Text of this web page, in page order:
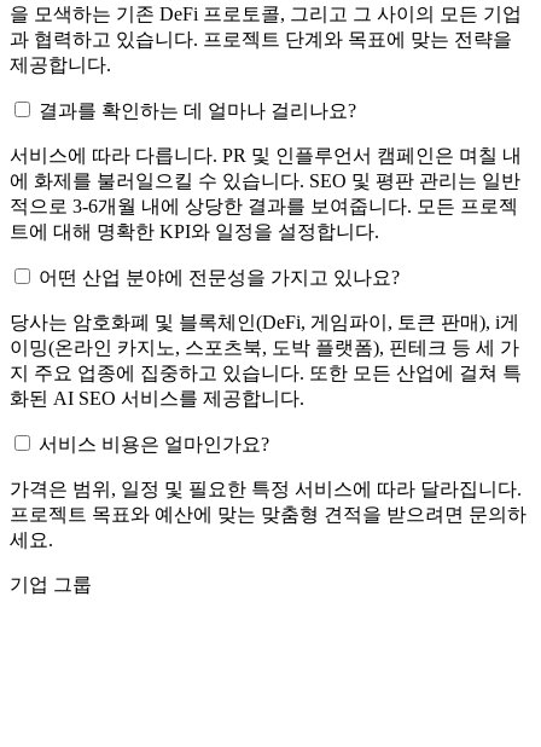
을 모색하는 기존 DeFi 프로토콜, 그리고 그 사이의 모든 기업
과 협력하고 있습니다. 프로젝트 단계와 목표에 맞는 전략을
제공합니다.
결과를 확인하는 데 얼마나 걸리나요?
서비스에 따라 다릅니다. PR 및 인플루언서 캠페인은 며칠 내
에 화제를 불러일으킬 수 있습니다. SEO 및 평판 관리는 일반
적으로 3-6개월 내에 상당한 결과를 보여줍니다. 모든 프로젝
트에 대해 명확한 KPI와 일정을 설정합니다.
어떤 산업 분야에 전문성을 가지고 있나요?
당사는 암호화폐 및 블록체인(DeFi, 게임파이, 토큰 판매), i게
이밍(온라인 카지노, 스포츠북, 도박 플랫폼), 핀테크 등 세 가
지 주요 업종에 집중하고 있습니다. 또한 모든 산업에 걸쳐 특
화된 AI SEO 서비스를 제공합니다.
서비스 비용은 얼마인가요?
가격은 범위, 일정 및 필요한 특정 서비스에 따라 달라집니다.
프로젝트 목표와 예산에 맞는 맞춤형 견적을 받으려면 문의하
세요.
기업 그룹